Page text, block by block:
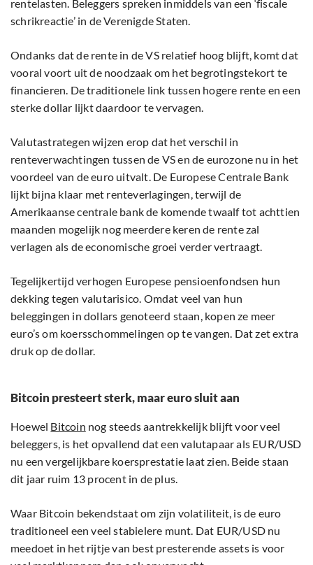
rentelasten. Beleggers spreken inmiddels van een ‘fiscale
schrikreactie’ in de Verenigde Staten.
Ondanks dat de rente in de VS relatief hoog blijft, komt dat
vooral voort uit de noodzaak om het begrotingstekort te
financieren. De traditionele link tussen hogere rente en een
sterke dollar lijkt daardoor te vervagen.
Valutastrategen wijzen erop dat het verschil in
renteverwachtingen tussen de VS en de eurozone nu in het
voordeel van de euro uitvalt. De Europese Centrale Bank
lijkt bijna klaar met renteverlagingen, terwijl de
Amerikaanse centrale bank de komende twaalf tot achttien
maanden mogelijk nog meerdere keren de rente zal
verlagen als de economische groei verder vertraagt.
Tegelijkertijd verhogen Europese pensioenfondsen hun
dekking tegen valutarisico. Omdat veel van hun
beleggingen in dollars genoteerd staan, kopen ze meer
euro’s om koersschommelingen op te vangen. Dat zet extra
druk op de dollar.
Bitcoin presteert sterk, maar euro sluit aan
Hoewel Bitcoin nog steeds aantrekkelijk blijft voor veel
beleggers, is het opvallend dat een valutapaar als EUR/USD
nu een vergelijkbare koersprestatie laat zien. Beide staan
dit jaar ruim 13 procent in de plus.
Waar Bitcoin bekendstaat om zijn volatiliteit, is de euro
traditioneel een veel stabielere munt. Dat EUR/USD nu
meedoet in het rijtje van best presterende assets is voor